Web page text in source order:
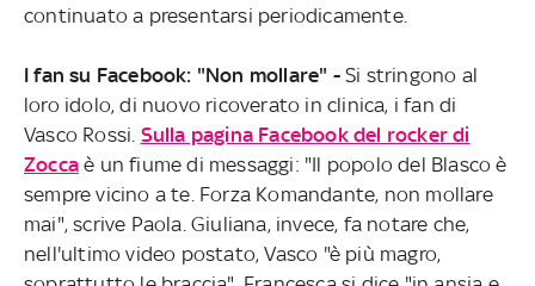
continuato a presentarsi periodicamente.
I fan su Facebook: "Non mollare" - Si stringono al
loro idolo, di nuovo ricoverato in clinica, i fan di
Vasco Rossi. Sulla pagina Facebook del rocker di
Zoccaè un fiume di messaggi: "Il popolo del Blasco è
sempre vicino a te. Forza Komandante, non mollare
mai", scrive Paola. Giuliana, invece, fa notare che,
nell'ultimo video postato, Vasco "è più magro,